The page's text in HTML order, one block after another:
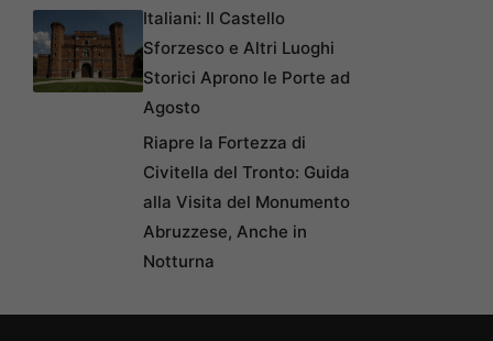
Italiani: Il Castello
Sforzesco e Altri Luoghi
Storici Aprono le Porte ad
Agosto
Riapre la Fortezza di
Civitella del Tronto: Guida
alla Visita del Monumento
Abruzzese, Anche in
Notturna